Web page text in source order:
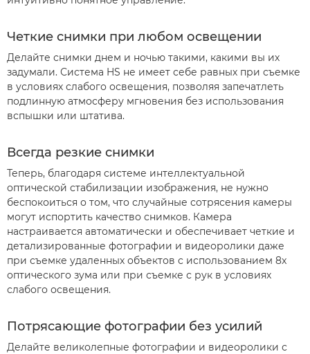
Четкие снимки при любом освещении
Делайте снимки днем и ночью такими, какими вы их
задумали. Система HS не имеет себе равных при съемке
в условиях слабого освещения, позволяя запечатлеть
подлинную атмосферу мгновения без использования
вспышки или штатива.
Всегда резкие снимки
Теперь, благодаря системе интеллектуальной
оптической стабилизации изображения, не нужно
беспокоиться о том, что случайные сотрясения камеры
могут испортить качество снимков. Камера
настраивается автоматически и обеспечивает четкие и
детализированные фотографии и видеоролики даже
при съемке удаленных объектов с использованием 8x
оптического зума или при съемке с рук в условиях
слабого освещения.
Потрясающие фотографии без усилий
Делайте великолепные фотографии и видеоролики с